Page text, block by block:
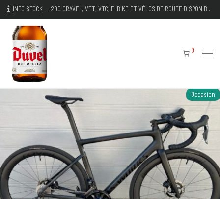
INFO STOCK : +200 GRAVEL, VTT, VTC, E-BIKE ET VÉLOS DE ROUTE DISPONIBLES IMMÉDIATEMENT
0
Occasion